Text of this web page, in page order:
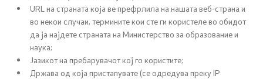
Известувања
Заштита на лични податоци
Слободен пристап до информации
URL на страната која ве префрлила на нашата веб-страна и
во некои случаи, термините кои сте ги користеле во обидот
да ја најдете страната на Министерство за образование и
наука;
Јазикот на пребарувачот кој го користите;
Држава од која пристапувате (се одредува преку IP